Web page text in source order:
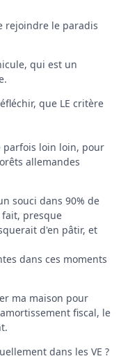
rejoindre le paradis
qui est un
que LE critère
parfois loin loin, pour
allemandes
souci dans 90% de
presque
d'en pâtir, et
dans ces moments
ma maison pour
fiscal, le
dans les VE ?